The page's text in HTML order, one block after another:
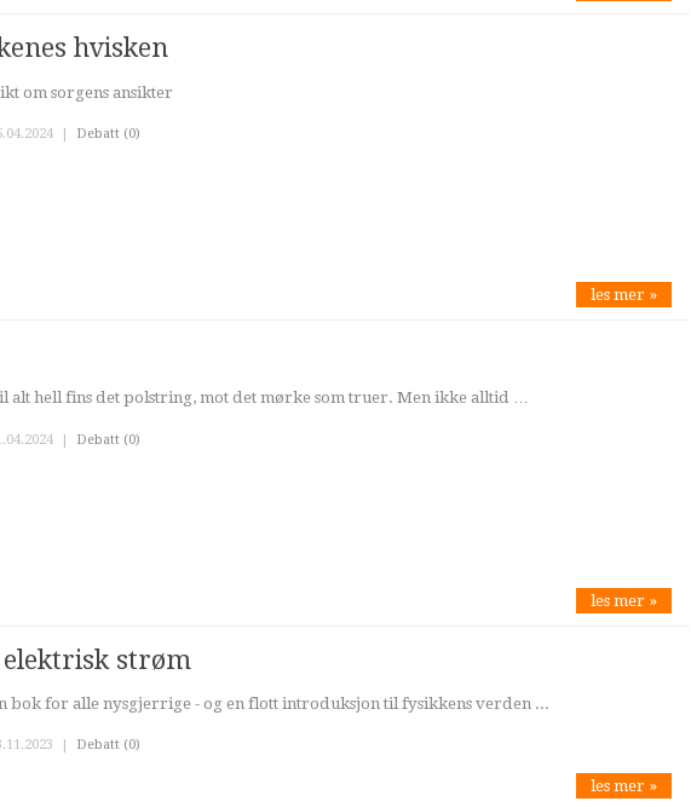
hvisken
om sorgens ansikter
| Debatt (0)
les mer »
alt hell fins det polstring, mot det mørke som truer. Men ikke alltid …
| Debatt (0)
les mer »
strøm
bok for alle nysgjerrige - og en flott introduksjon til fysikkens verden ...
Debatt (0)
les mer »